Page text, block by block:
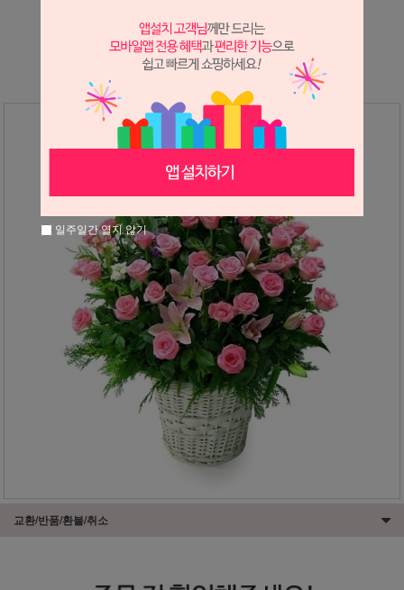
상세 정보를 확대해 보실 수 있습니다.
※ 필독해주세요 ※
장미는 시세 변동에 따라 가격이 달라질 수 있으니
문의 후 주문 바랍니다.
교환/반품/환불/취소
일주일간 열지 않기